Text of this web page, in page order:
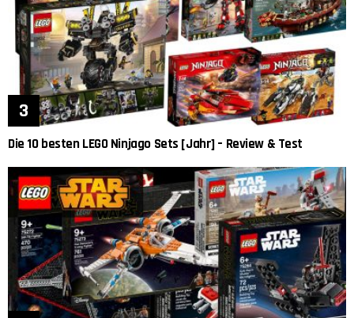
Die 10 besten LEGO Ninjago Sets [Jahr] – Review & Test